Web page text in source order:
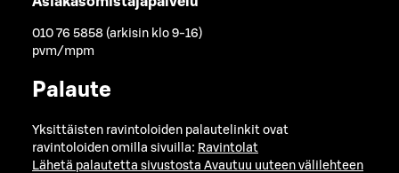
010 76 5858 (arkisin klo 9-16)
pvm/mpm
Palaute
Yksittäisten ravintoloiden palautelinkit ovat
ravintoloiden omilla sivuilla: Ravintolat
Lähetä palautetta sivustosta Avautuu uuteen välilehteen